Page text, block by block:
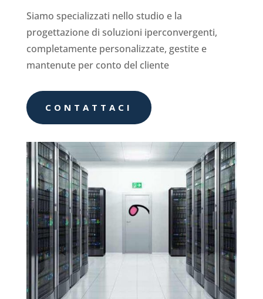
Siamo specializzati nello studio e la
progettazione di soluzioni iperconvergenti,
completamente personalizzate, gestite e
mantenute per conto del cliente
CONTATTACI